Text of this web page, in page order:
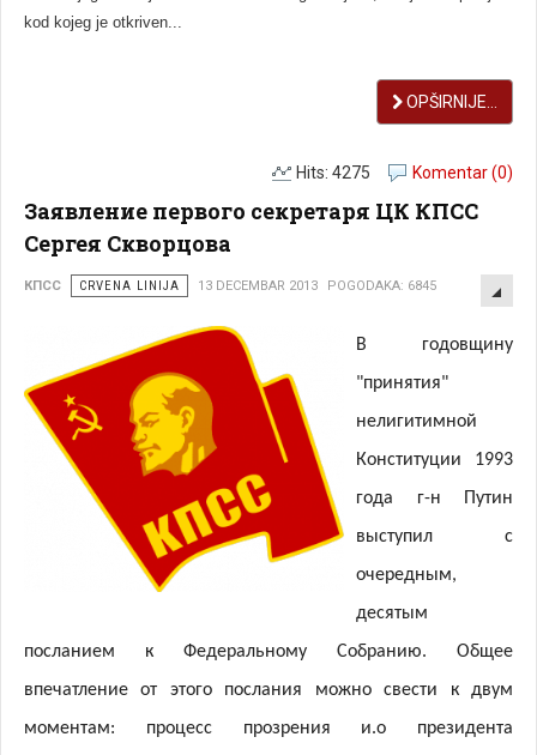
kod kojeg je otkriven...
OPŠIRNIJE...
Komentar (0)
Hits: 4275
Заявление первого секретаря ЦК КПСС
Сергея Скворцова
КПСС CRVENA LINIJA 13 DECEMBAR 2013 POGODAKA: 6845
В годовщину
"принятия"
нелигитимной
Конституции 1993
года г-н Путин
выступил с
очередным,
десятым
посланием к Федеральному Собранию. Общее
впечатление от этого послания можно свести к двум
моментам: процесс прозрения и.о президента